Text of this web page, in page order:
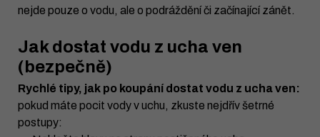
nejde pouze o vodu, ale o podráždění či začínající zánět.
Jak dostat vodu z ucha ven
(bezpečně)
Rychlé tipy, jak po koupání dostat vodu z ucha ven:
pokud máte pocit vody v uchu, zkuste nejdřív šetrné
postupy: